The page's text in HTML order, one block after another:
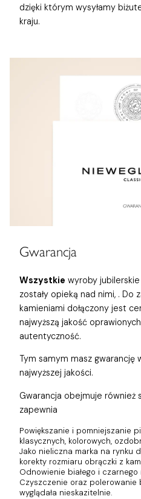
dzięki którym wysyłamy
kraju.
Gwarancja
Wszystkie wyroby
zostały opieką nad nimi, . Do
kamieniami dołączony jest
najwyższą jakość
autentyczność.
Tym samym masz gwarancję
najwyższej jakości.
Gwarancja obejmuje również
zapewnia
Powiększanie i pomniejszanie
klasycznych, kolorowych,
Jako nieliczna marka na rynku
korekty rozmiaru obrączki z
Odnowienie białego i czarnego
Czyszczenie oraz polerowanie
wyglądała nieskazitelnie.